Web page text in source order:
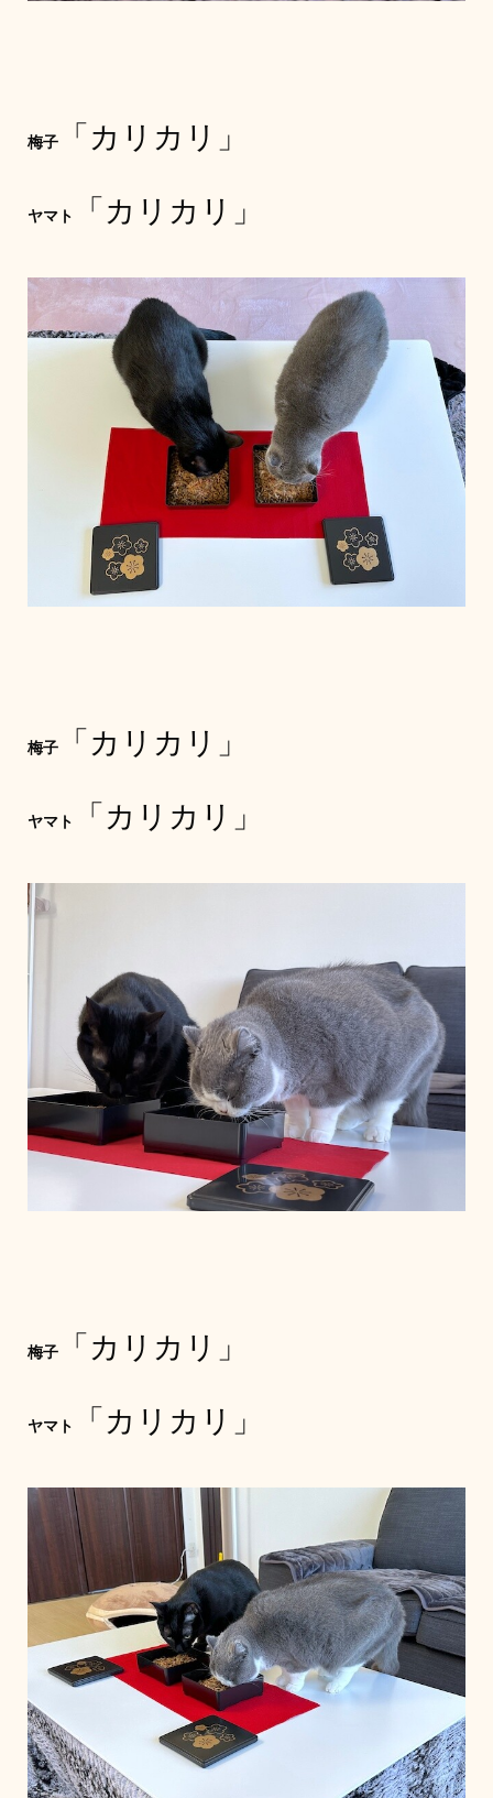
梅子「カリカリ」
ヤマト 「カリカリ」
梅子「カリカリ」
ヤマト 「カリカリ」
梅子「カリカリ」
ヤマト 「カリカリ」